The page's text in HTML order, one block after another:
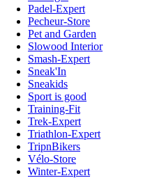
Padel-Expert
Pecheur-Store
Pet and Garden
Slowood Interior
Smash-Expert
Sneak'In
Sneakids
Sport is good
Training-Fit
Trek-Expert
Triathlon-Expert
TripnBikers
Vélo-Store
Winter-Expert